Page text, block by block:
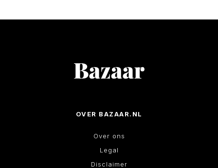
OVER BAZAAR.NL
Over ons
Legal
Disclaimer